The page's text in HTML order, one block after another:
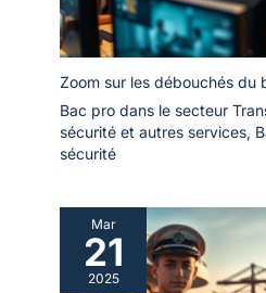
Zoom sur les débouchés du
Bac pro dans le secteur
sécurité et autres services,
sécurité
Mar
21
2025